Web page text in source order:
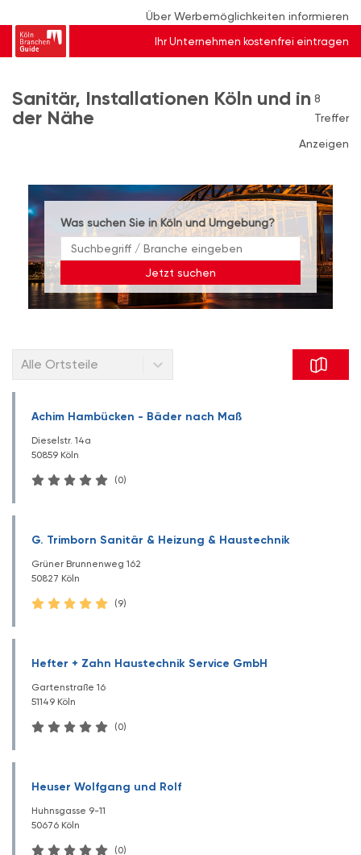
Über Werbemöglichkeiten informieren
Ihr Unternehmen kostenfrei eintragen
Sanitär, Installationen Köln und in
der Nähe
8
Treffer
Anzeigen
Was suchen Sie in Köln und Umgebung?
Jetzt suchen
Alle Ortsteile
Achim Hambücken - Bäder nach Maß
Dieselstr. 14a
50859 Köln
(0)
G. Trimborn Sanitär & Heizung & Haustechnik
Grüner Brunnenweg 162
50827 Köln
(9)
Hefter + Zahn Haustechnik Service GmbH
Gartenstraße 16
51149 Köln
(0)
Heuser Wolfgang und Rolf
Huhnsgasse 9-11
50676 Köln
(0)